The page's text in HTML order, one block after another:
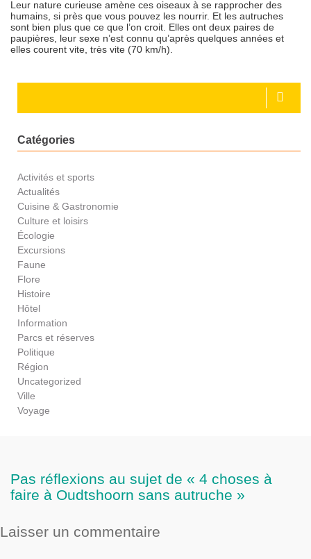
Leur nature curieuse amène ces oiseaux à se rapprocher des
humains, si près que vous pouvez les nourrir. Et les autruches
sont bien plus que ce que l’on croit. Elles ont deux paires de
paupières, leur sexe n’est connu qu’après quelques années et
elles courent vite, très vite (70 km/h).
Catégories
Activités et sports
Actualités
Cuisine & Gastronomie
Culture et loisirs
Écologie
Excursions
Faune
Flore
Histoire
Hôtel
Information
Parcs et réserves
Politique
Région
Uncategorized
Ville
Voyage
Pas réflexions au sujet de « 4 choses à
faire à Oudtshoorn sans autruche »
Laisser un commentaire